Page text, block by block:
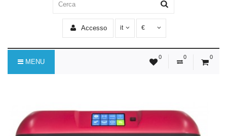
Accesso it €
0 0 0
MENU